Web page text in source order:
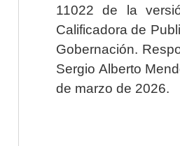
11022 de la
Calificadora de
Gobernación.
Sergio Alberto
de marzo de 2026.